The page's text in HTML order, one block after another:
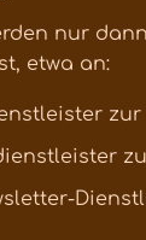
nur
etwa an: